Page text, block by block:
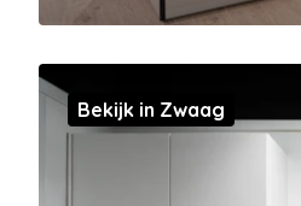
Bekijk in Zwaag